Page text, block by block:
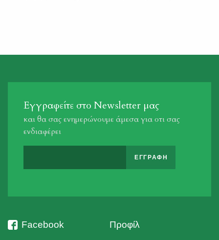
Εγγραφείτε στο Newsletter μας
και θα σας ενημερώνουμε άμεσα για οτι σας
ενδιαφέρει
Facebook Προφίλ